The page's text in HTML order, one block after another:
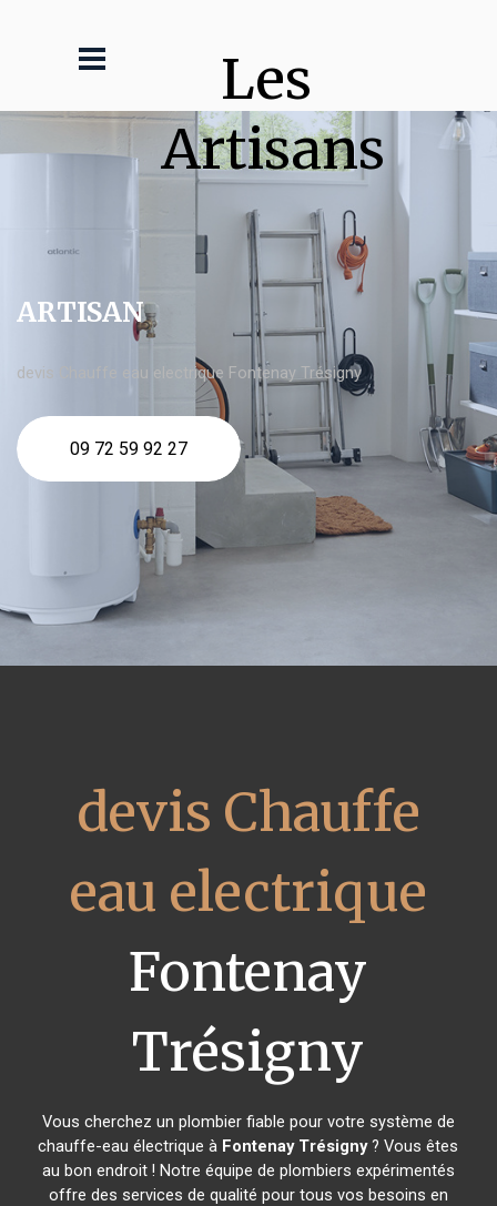
Les
Artisans
ARTISAN
devis Chauffe eau electrique Fontenay Trésigny
09 72 59 92 27
devis Chauffe
eau electrique
Fontenay
Trésigny
Vous cherchez un plombier fiable pour votre système de
chauffe-eau électrique à Fontenay Trésigny? Vous êtes
au bon endroit ! Notre équipe de plombiers expérimentés
offre des services de qualité pour tous vos besoins en